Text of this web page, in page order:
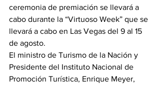
ceremonia de premiación se llevará a
cabo durante la “Virtuoso Week” que se
llevará a cabo en Las Vegas del 9 al 15
de agosto.
El ministro de Turismo de la Nación y
Presidente del Instituto Nacional de
Promoción Turística, Enrique Meyer,